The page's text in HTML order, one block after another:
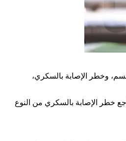
وخطر الإصابة بالسكري،
خطر الإصابة بالسكري من النوع